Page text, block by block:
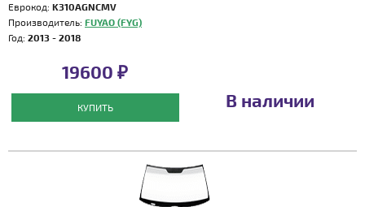
Еврокод: K310AGNCMV
Производитель: FUYAO (FYG)
Год: 2013 - 2018
19600 ₽
КУПИТЬ В наличии